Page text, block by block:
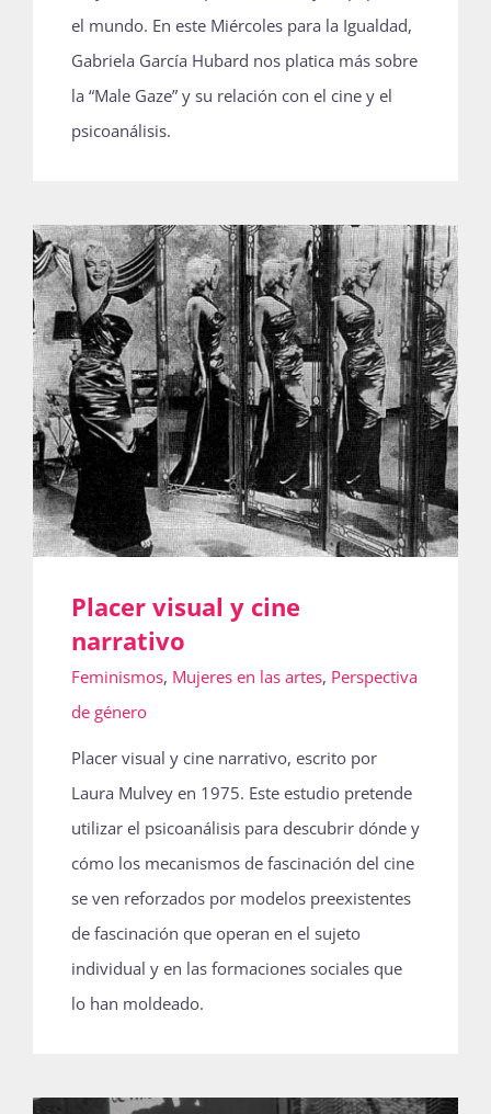
el mundo. En este Miércoles para la Igualdad,
Gabriela García Hubard nos platica más sobre
la “Male Gaze” y su relación con el cine y el
psicoanálisis.
Placer visual y cine
narrativo
Feminismos, Mujeres en las artes, Perspectiva
de género
Placer visual y cine narrativo, escrito por
Laura Mulvey en 1975. Este estudio pretende
utilizar el psicoanálisis para descubrir dónde y
cómo los mecanismos de fascinación del cine
se ven reforzados por modelos preexistentes
de fascinación que operan en el sujeto
individual y en las formaciones sociales que
lo han moldeado.